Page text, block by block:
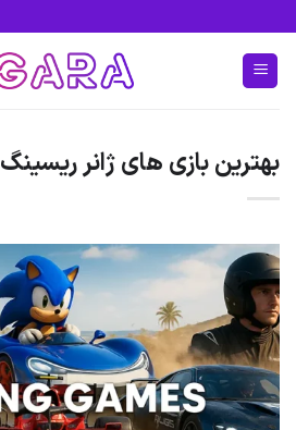
to
content
بهترین بازی های ژانر ریسینگ ۲۰۲۶